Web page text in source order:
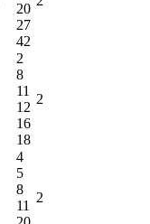
20
27
42
2
8
11
12
16
18
2
4
5
8
11
2